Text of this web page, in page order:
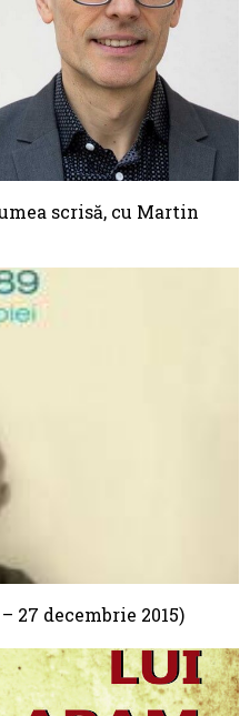
scrisă, cu Martin
27 decembrie 2015)